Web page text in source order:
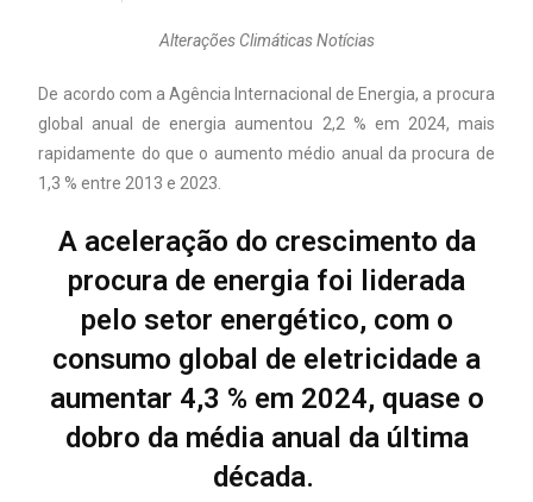
Alterações Climáticas Notícias
De acordo com a Agência Internacional de Energia, a procura
global anual de energia aumentou 2,2 % em 2024, mais
rapidamente do que o aumento médio anual da procura de
1,3 % entre 2013 e 2023.
A aceleração do crescimento da
procura de energia foi liderada
pelo setor energético, com o
consumo global de eletricidade a
aumentar 4,3 % em 2024, quase o
dobro da média anual da última
década.